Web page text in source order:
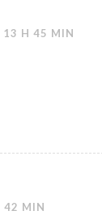
H 45 MIN
42 MIN